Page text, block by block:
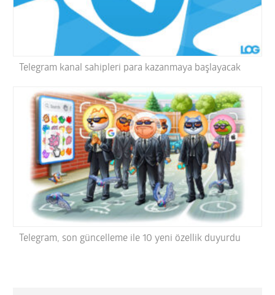
Telegram kanal sahipleri para kazanmaya başlayacak
Telegram, son güncelleme ile 10 yeni özellik duyurdu